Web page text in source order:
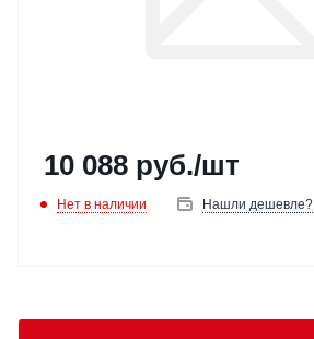
10 088 руб./шт
Нет в наличии Нашли дешевле?